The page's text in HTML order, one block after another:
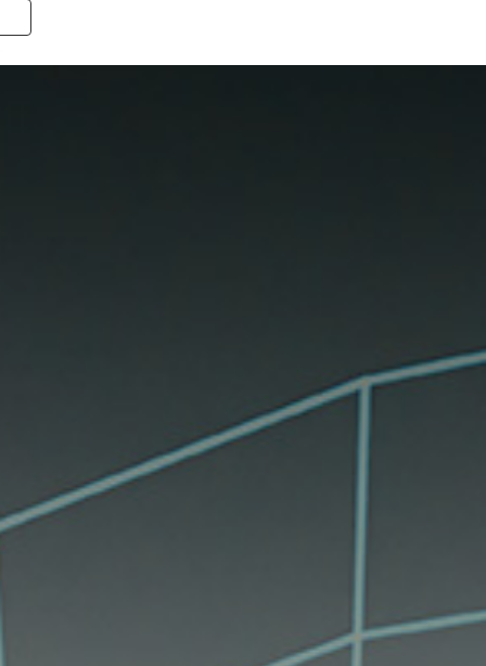
Toggle navigation